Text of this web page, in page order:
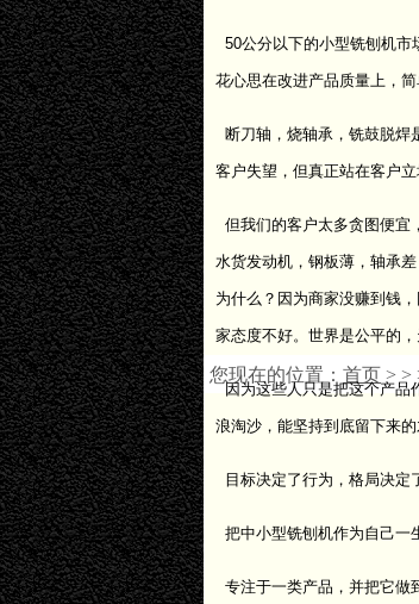
50公分以下的小型铣刨机市
花心思在改进产品质量上，
断刀轴，烧轴承，铣鼓脱焊
客户失望，但真正站在客户
但我们的客户太多贪图便宜
水货发动机，钢板薄，轴承
为什么？因为商家没赚到钱
家态度不好。世界是公平的
因为这些人只是把这个产品
浪淘沙，能坚持到底留下来的
目标决定了行为，格局决定
把中小型铣刨机作为自己一
专注于一类产品，并把它做
您现在的位置： 首页 > >